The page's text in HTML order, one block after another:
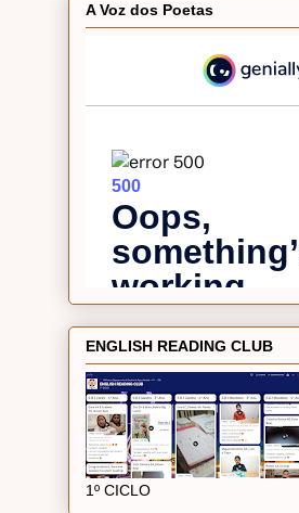
A Voz dos Poetas
ENGLISH READING CLUB
1º CICLO